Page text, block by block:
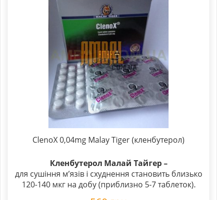
ClenoX 0,04mg Malay Tiger (кленбутерол)
Кленбутерол Малай Тайгер –
для сушіння м’язів і схуднення становить близько
120-140 мкг на добу (приблизно 5-7 таблеток).